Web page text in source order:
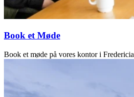
Book et Møde
Book et møde på vores kontor i Fredericia